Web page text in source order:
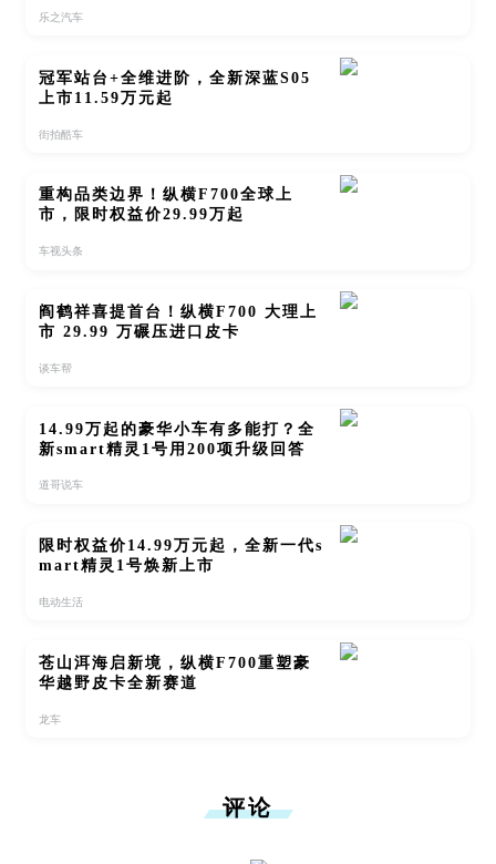
乐之汽车
冠军站台+全维进阶，全新深蓝S05
上市11.59万元起
街拍酷车
重构品类边界！纵横F700全球上
市，限时权益价29.99万起
车视头条
阎鹤祥喜提首台！纵横F700 大理上
市 29.99 万碾压进口皮卡
谈车帮
14.99万起的豪华小车有多能打？全
新smart精灵1号用200项升级回答
道哥说车
限时权益价14.99万元起，全新一代s
mart精灵1号焕新上市
电动生活
苍山洱海启新境，纵横F700重塑豪
华越野皮卡全新赛道
龙车
评论